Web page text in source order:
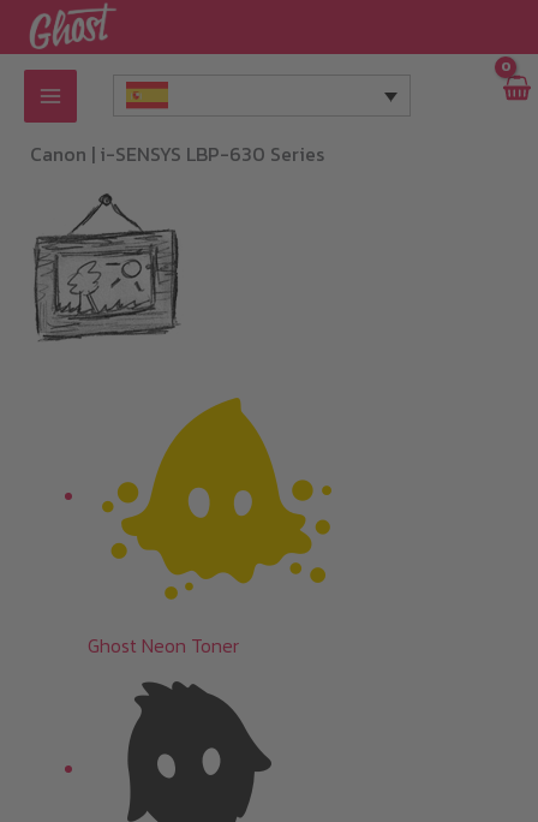
al
contenido
Canon | i-SENSYS LBP-630 Series
Ghost Neon Toner